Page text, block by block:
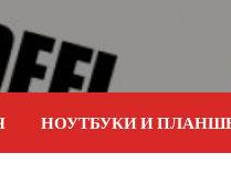
НОУТБУКИ И